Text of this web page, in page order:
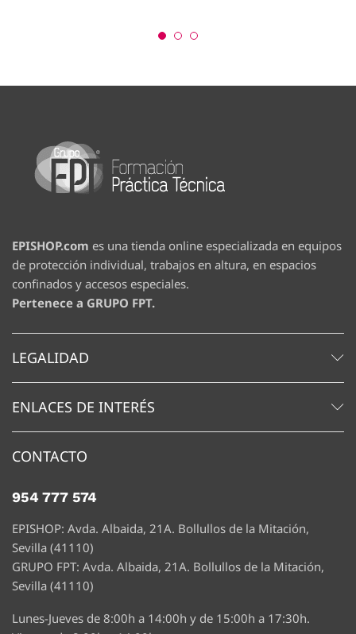
EPISHOP.com es una tienda online especializada en equipos
de protección individual, trabajos en altura, en espacios
confinados y accesos especiales.
Pertenece a GRUPO FPT.
LEGALIDAD
ENLACES DE INTERÉS
CONTACTO
954 777 574
EPISHOP: Avda. Albaida, 21A. Bollullos de la Mitación,
Sevilla (41110)
GRUPO FPT: Avda. Albaida, 21A. Bollullos de la Mitación,
Sevilla (41110)
Lunes-Jueves de 8:00h a 14:00h y de 15:00h a 17:30h.